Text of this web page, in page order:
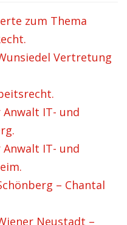
zum Thema
Vertretung
Anwalt IT- und
Anwalt IT- und
– Chantal
Neustadt –